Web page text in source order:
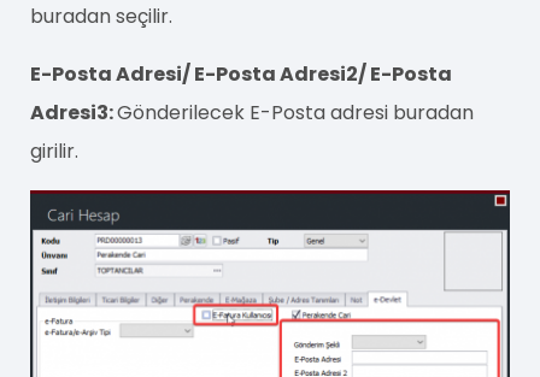
buradan seçilir.
E-Posta Adresi/ E-Posta Adresi2/ E-Posta
Adresi3:Gönderilecek E-Posta adresi buradan
girilir.